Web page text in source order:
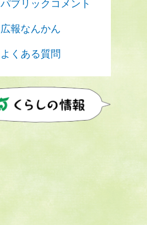
パブリックコメント
広報なんかん
よくある質問